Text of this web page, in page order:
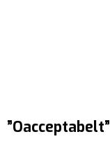
”Oacceptabelt”